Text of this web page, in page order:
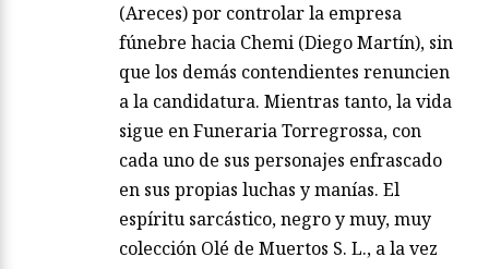
(Areces) por controlar la empresa
fúnebre hacia Chemi (Diego Martín), sin
que los demás contendientes renuncien
a la candidatura. Mientras tanto, la vida
sigue en Funeraria Torregrossa, con
cada uno de sus personajes enfrascado
en sus propias luchas y manías. El
espíritu sarcástico, negro y muy, muy
colección Olé de Muertos S. L., a la vez